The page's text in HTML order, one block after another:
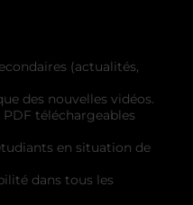
(actualités,
des nouvelles vidéos.
téléchargeables
en situation de
dans tous les